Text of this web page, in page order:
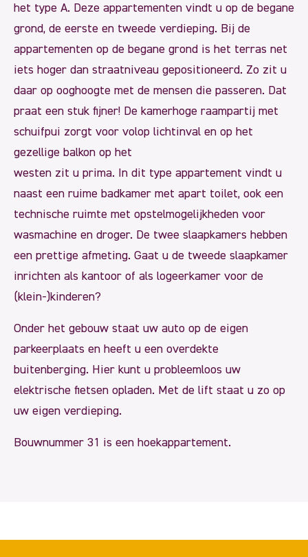
het type A. Deze appartementen vindt u op de begane
grond, de eerste en tweede verdieping. Bij de
appartementen op de begane grond is het terras net
iets hoger dan straatniveau gepositioneerd. Zo zit u
daar op ooghoogte met de mensen die passeren. Dat
praat een stuk fijner! De kamerhoge raampartij met
schuifpui zorgt voor volop lichtinval en op het
gezellige balkon op het
westen zit u prima. In dit type appartement vindt u
naast een ruime badkamer met apart toilet, ook een
technische ruimte met opstelmogelijkheden voor
wasmachine en droger. De twee slaapkamers hebben
een prettige afmeting. Gaat u de tweede slaapkamer
inrichten als kantoor of als logeerkamer voor de
(klein-)kinderen?
Onder het gebouw staat uw auto op de eigen
parkeerplaats en heeft u een overdekte
buitenberging. Hier kunt u probleemloos uw
elektrische fietsen opladen. Met de lift staat u zo op
uw eigen verdieping.
Bouwnummer 31 is een hoekappartement.